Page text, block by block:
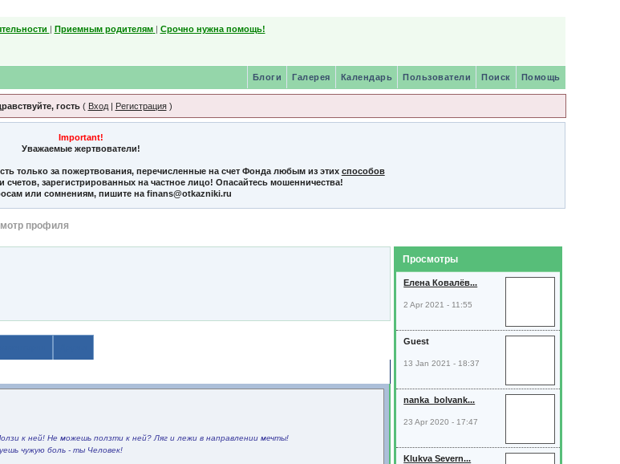
| Приемным родителям | Срочно нужна помощь!
Помощь
Поиск
Пользователи
Календарь
Галерея
Блоги
гость( Вход| Регистрация)
Important!
Уважаемые жертвователи!
только за пожертвования, перечисленные на счет Фонда любым из этих способов
зарегистрированных на частное лицо! Опасайтесь мошенничества!
или сомнениям, пишите на finans@otkazniki.ru
профиля
к ней! Не можешь ползти к ней? Ляг и лежи в направлении мечты!
чужую боль - ты Человек!
Просмотры
Елена Ковалёв...
2 Apr 2021 - 11:55
Guest
13 Jan 2021 - 18:37
nanka_bolvank...
23 Apr 2020 - 17:47
Klukva Severn...